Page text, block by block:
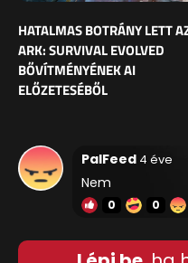
HATALMAS BOTRÁNY LETT
ARK: SURVIVAL EVOLVED
BŐVÍTMÉNYÉNEK AI
ELŐZETESÉBŐL
PalFeed 4 éve
Nem
0 0